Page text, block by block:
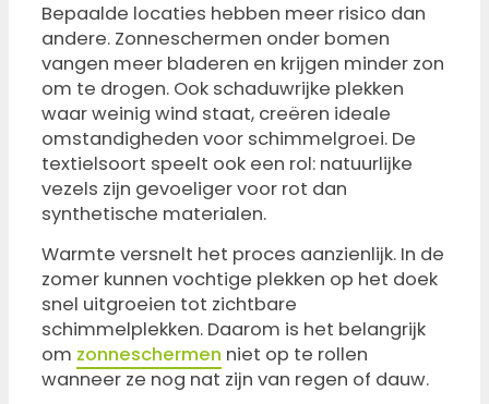
Bepaalde locaties hebben meer risico dan
andere. Zonneschermen onder bomen
vangen meer bladeren en krijgen minder zon
om te drogen. Ook schaduwrijke plekken
waar weinig wind staat, creëren ideale
omstandigheden voor schimmelgroei. De
textielsoort speelt ook een rol: natuurlijke
vezels zijn gevoeliger voor rot dan
synthetische materialen.
Warmte versnelt het proces aanzienlijk. In de
zomer kunnen vochtige plekken op het doek
snel uitgroeien tot zichtbare
schimmelplekken. Daarom is het belangrijk
om zonneschermen niet op te rollen
wanneer ze nog nat zijn van regen of dauw.